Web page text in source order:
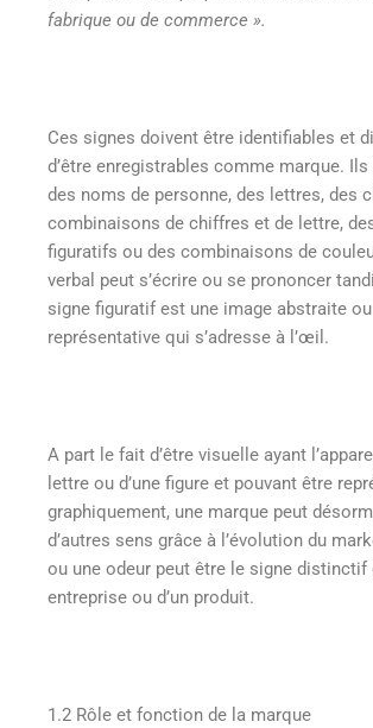
fabrique ou de commerce ».
Ces signes doivent être identifiables et
d’être enregistrables comme marque.
des noms de personne, des lettres, des
combinaisons de chiffres et de lettre,
figuratifs ou des combinaisons de
verbal peut s’écrire ou se prononcer
signe figuratif est une image abstraite ou
représentative qui s’adresse à l’œil.
A part le fait d’être visuelle ayant
lettre ou d’une figure et pouvant être
graphiquement, une marque peut
d’autres sens grâce à l’évolution du
ou une odeur peut être le signe distinctif
entreprise ou d’un produit.
1.2 Rôle et fonction de la marque